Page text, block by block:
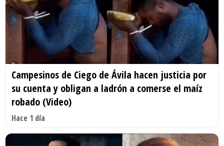
Campesinos de Ciego de Ávila hacen justicia por
su cuenta y obligan a ladrón a comerse el maíz
robado (Video)
Hace 1 día